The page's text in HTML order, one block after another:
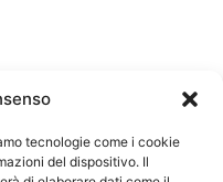
tecnologie come i cookie
del dispositivo. Il
Ordini dei Biologi: